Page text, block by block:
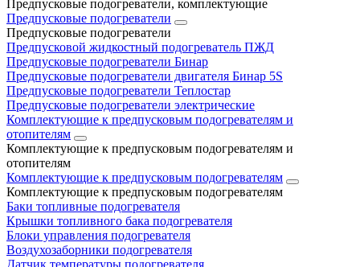
Предпусковые подогреватели, комплектующие
Предпусковые подогреватели
Предпусковые подогреватели
Предпусковой жидкостный подогреватель ПЖД
Предпусковые подогреватели Бинар
Предпусковые подогреватели двигателя Бинар 5S
Предпусковые подогреватели Теплостар
Предпусковые подогреватели электрические
Комплектующие к предпусковым подогревателям и
отопителям
Комплектующие к предпусковым подогревателям и
отопителям
Комплектующие к предпусковым подогревателям
Комплектующие к предпусковым подогревателям
Баки топливные подогревателя
Крышки топливного бака подогревателя
Блоки управления подогревателя
Воздухозаборники подогревателя